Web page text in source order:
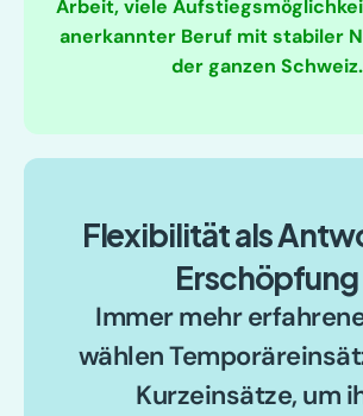
Arbeit, viele
anerkannter Beruf mit stabiler
der ganzen Schweiz.
Flexibilität als
Erschöpfung
Immer mehr
wählen
Kurzeinsätze, um